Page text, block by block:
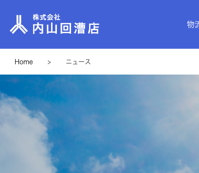
物
Home > ニュース